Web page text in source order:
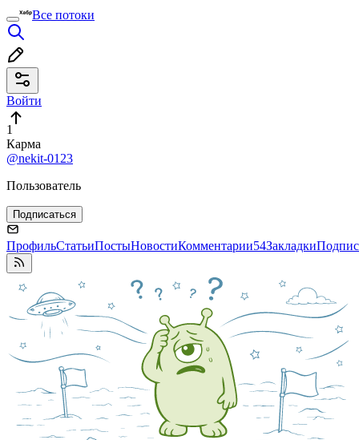
Все потоки
Войти
1
Карма
@nekit-0123
Пользователь
Подписаться
ПрофильСтатьиПостыНовостиКомментарии54Закладки